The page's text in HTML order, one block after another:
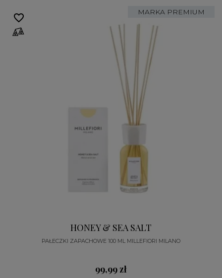
MARKA PREMIUM
HONEY & SEA SALT
PAŁECZKI ZAPACHOWE 100 ML MILLEFIORI MILANO
99,99 zł
favorite_border